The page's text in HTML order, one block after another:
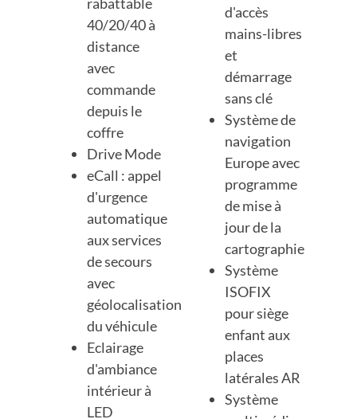
40/20/40 à
distance
avec
commande
depuis le
coffre
Drive Mode
eCall : appel
d'urgence
automatique
aux services
de secours
avec
géolocalisation
du véhicule
Eclairage
d'ambiance
intérieur à
LED
d'accès
mains-libres
et
démarrage
sans clé
Système de
navigation
Europe avec
programme
de mise à
jour de la
cartographie
Système
ISOFIX
pour siège
enfant aux
places
latérales AR
Système